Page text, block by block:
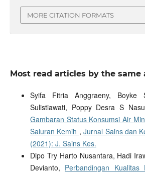
MORE CITATION FORMATS
Most read articles by the same
Syifa Fitria Anggraeny, Boyke
Sulistiawati, Poppy Desra S
Gambaran Status Konsumsi Air
Saluran Kemih ,Jurnal Sains dan
(2021): J. Sains Kes.
Dipo Try Harto Nusantara, Hadi
Devianto, Perbandingan